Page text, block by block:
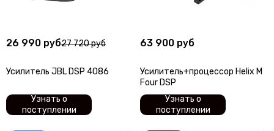
26 990 руб27 720 руб
Усилитель JBL DSP 4086
Узнать о
поступлении
63 900 руб
Усилитель+процессор Helix M
Four DSP
Узнать о
поступлении